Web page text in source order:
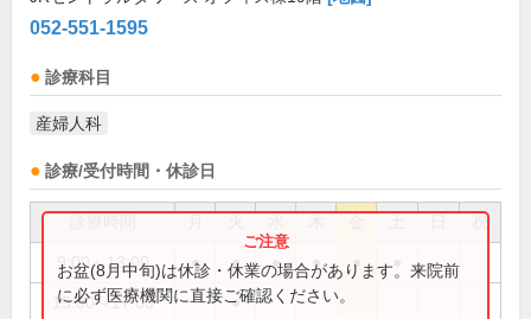
052-551-1595
診療科目
産婦人科
診療/受付時間・休診日
祝
9:00～13:00 ● ● ● ● ●
15:00～17:00 ●
お盆(8月中旬)は休診・休業の場合があります。来院前
に必ず医療機関に直接ご確認ください。